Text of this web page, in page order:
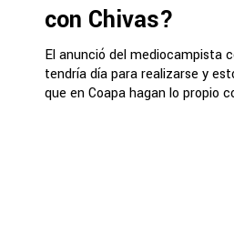
con Chivas?
El anunció del mediocampista
tendría día para realizarse y
que en Coapa hagan lo propio